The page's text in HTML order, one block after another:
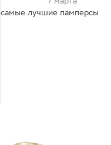
самые лучшие памперсы